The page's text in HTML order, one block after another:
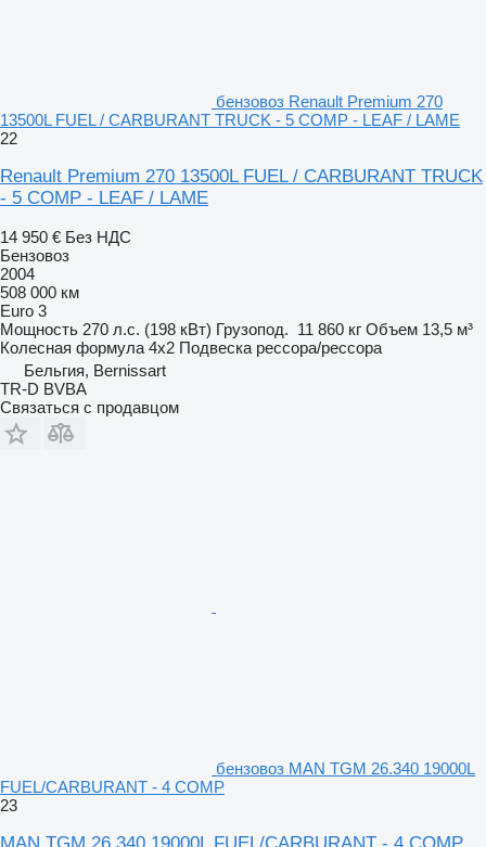
бензовоз Renault Premium 270
13500L FUEL / CARBURANT TRUCK - 5 COMP - LEAF / LAME
22
Renault Premium 270 13500L FUEL / CARBURANT TRUCK
- 5 COMP - LEAF / LAME
14 950 € Без НДС
Бензовоз
2004
508 000 км
Euro 3
Мощность 270 л.с. (198 кВт) Грузопод. 11 860 кг Объем 13,5 м³
Колесная формула 4x2 Подвеска рессора/рессора
Бельгия, Bernissart
TR-D BVBA
Связаться с продавцом
бензовоз MAN TGM 26.340 19000L
FUEL/CARBURANT - 4 COMP
23
MAN TGM 26.340 19000L FUEL/CARBURANT - 4 COMP